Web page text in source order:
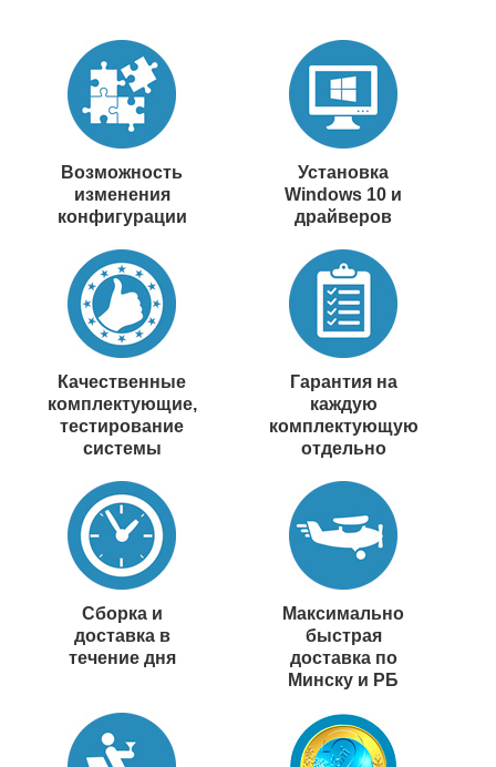
Возможность
изменения
конфигурации
Установка
Windows 10 и
драйверов
Качественные
комплектующие,
тестирование
системы
Гарантия на
каждую
комплектующую
отдельно
Сборка и
доставка в
течение дня
Максимально
быстрая
доставка по
Минску и РБ